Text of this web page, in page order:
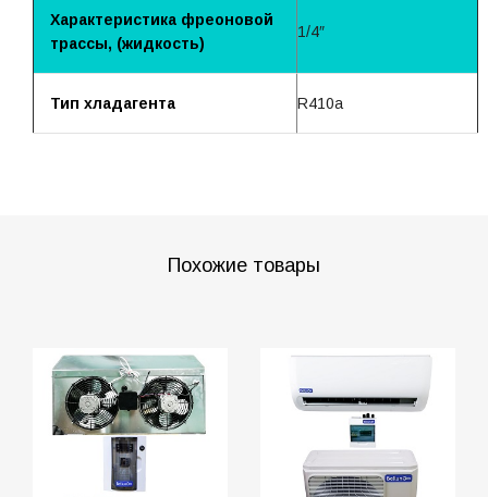
Характеристика фреоновой
трассы, (жидкость)
1/4″
Тип хладагента R410a
Похожие товары